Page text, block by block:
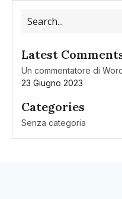
Latest
Un commentatore di
23 Giugno 2023
Categories
Senza categoria